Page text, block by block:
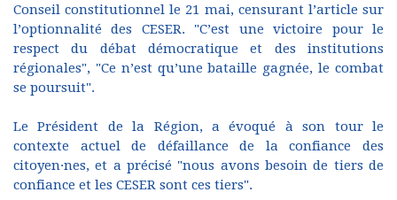
Conseil constitutionnel le 21 mai, censurant l’article sur
l’optionnalité des CESER. "C’est une victoire pour le
respect du débat démocratique et des institutions
régionales", "Ce n’est qu’une bataille gagnée, le combat
se poursuit".
Le Président de la Région, a évoqué à son tour le
contexte actuel de défaillance de la confiance des
citoyen·nes, et a précisé "nous avons besoin de tiers de
confiance et les CESER sont ces tiers".